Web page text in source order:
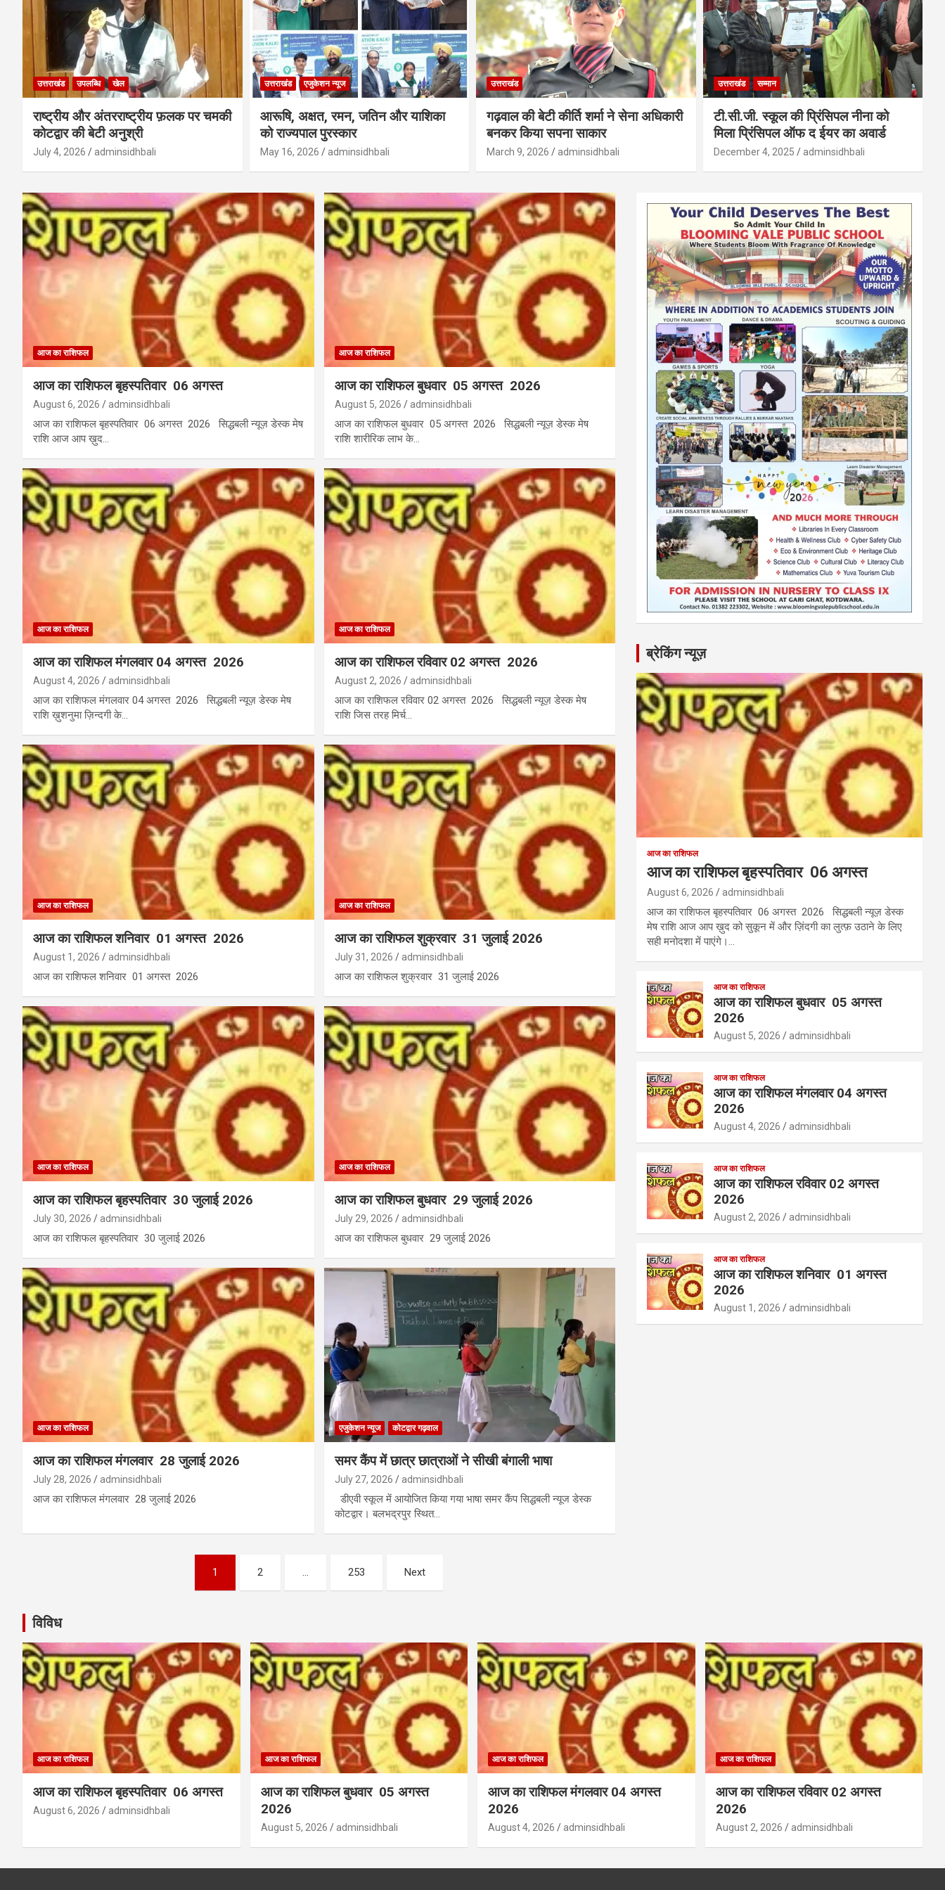
उत्तराखंड उपलब्धि खेल
राष्ट्रीय और अंतरराष्ट्रीय फ़लक पर चमकी
कोटद्वार की बेटी अनुश्री
July 4, 2026 adminsidhbali
उत्तराखंड एजुकेशन न्‍यूज
आरूषि, अक्षत, रमन, जतिन और याशिका
को राज्यपाल पुरस्कार
May 16, 2026 adminsidhbali
उत्तराखंड
गढ़वाल की बेटी कीर्ति शर्मा ने सेना अधिकारी
बनकर किया सपना साकार
March 9, 2026 adminsidhbali
उत्तराखंड सम्मान
टी.सी.जी. स्कूल की प्रिंसिपल नीना को
मिला प्रिंसिपल ऑफ द ईयर का अवार्ड
December 4, 2025 adminsidhbali
आज का राशिफल
आज का राशिफल बृहस्पतिवार 06 अगस्त
August 6, 2026 adminsidhbali
आज का राशिफल बृहस्पतिवार 06 अगस्त 2026 सिद्धबली न्यूज़ डेस्क मेष
राशि आज आप ख़ुद…
आज का राशिफल
आज का राशिफल बुधवार 05 अगस्त 2026
August 5, 2026 adminsidhbali
आज का राशिफल बुधवार 05 अगस्त 2026 सिद्धबली न्यूज़ डेस्क मेष
राशि शारीरिक लाभ के…
आज का राशिफल
आज का राशिफल मंगलवार 04 अगस्त 2026
August 4, 2026 adminsidhbali
आज का राशिफल मंगलवार 04 अगस्त 2026 सिद्धबली न्यूज़ डेस्क मेष
राशि ख़ुशनुमा ज़िन्दगी के…
आज का राशिफल
आज का राशिफल रविवार 02 अगस्त 2026
August 2, 2026 adminsidhbali
आज का राशिफल रविवार 02 अगस्त 2026 सिद्धबली न्यूज़ डेस्क मेष
राशि जिस तरह मिर्च…
आज का राशिफल
आज का राशिफल शनिवार 01 अगस्त 2026
August 1, 2026 adminsidhbali
आज का राशिफल शनिवार 01 अगस्त 2026
आज का राशिफल
आज का राशिफल शुक्रवार 31 जुलाई 2026
July 31, 2026 adminsidhbali
आज का राशिफल शुक्रवार 31 जुलाई 2026
आज का राशिफल
आज का राशिफल बृहस्पतिवार 30 जुलाई 2026
July 30, 2026 adminsidhbali
आज का राशिफल बृहस्पतिवार 30 जुलाई 2026
आज का राशिफल
आज का राशिफल बुधवार 29 जुलाई 2026
July 29, 2026 adminsidhbali
आज का राशिफल बुधवार 29 जुलाई 2026
आज का राशिफल
आज का राशिफल मंगलवार 28 जुलाई 2026
July 28, 2026 adminsidhbali
आज का राशिफल मंगलवार 28 जुलाई 2026
एजुकेशन न्‍यूज कोटद्वार गढ़वाल
समर कैंप में छात्र छात्राओं ने सीखी बंगाली भाषा
July 27, 2026 adminsidhbali
डीएवी स्कूल में आयोजित किया गया भाषा समर कैंप सिद्धबली न्यूज डेस्क
कोटद्वार। बलभद्रपुर स्थित…
1 2 … 253 Next
ब्रेकिंग न्यूज़
आज का राशिफल
आज का राशिफल बृहस्पतिवार 06 अगस्त
August 6, 2026 adminsidhbali
आज का राशिफल बृहस्पतिवार 06 अगस्त 2026 सिद्धबली न्यूज़ डेस्क
मेष राशि आज आप ख़ुद को सुकून में और ज़िंदगी का लुत्फ़ उठाने के लिए
सही मनोदशा में पाएंगे।…
आज का राशिफल
आज का राशिफल बुधवार 05 अगस्त
2026
August 5, 2026 adminsidhbali
आज का राशिफल
आज का राशिफल मंगलवार 04 अगस्त
2026
August 4, 2026 adminsidhbali
आज का राशिफल
आज का राशिफल रविवार 02 अगस्त
2026
August 2, 2026 adminsidhbali
आज का राशिफल
आज का राशिफल शनिवार 01 अगस्त
2026
August 1, 2026 adminsidhbali
विविध
आज का राशिफल
आज का राशिफल बृहस्पतिवार 06 अगस्त
August 6, 2026 adminsidhbali
आज का राशिफल
आज का राशिफल बुधवार 05 अगस्त
2026
August 5, 2026 adminsidhbali
आज का राशिफल
आज का राशिफल मंगलवार 04 अगस्त
2026
August 4, 2026 adminsidhbali
आज का राशिफल
आज का राशिफल रविवार 02 अगस्त
2026
August 2, 2026 adminsidhbali